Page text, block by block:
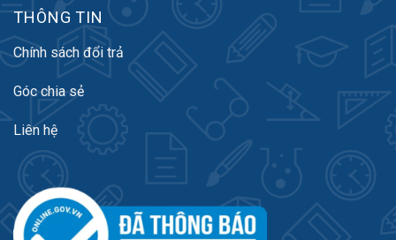
THÔNG TIN
Chính sách đổi trả
Góc chia sẻ
Liên hệ